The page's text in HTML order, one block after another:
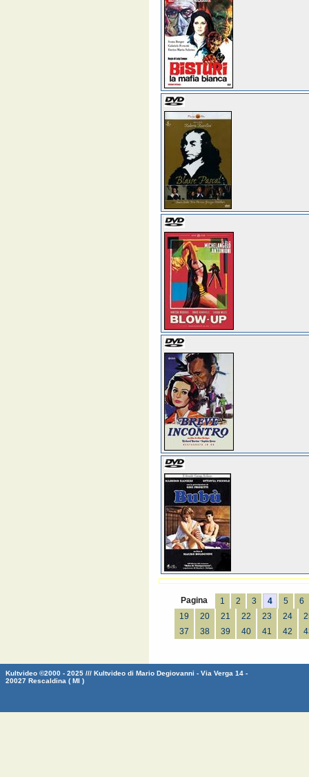
Pagina 1 2 3 4 5
6
19
20 21 22 23 24
37
38 39 40 41 42
Kultvideo ©2000 - 2025 /// Kultvideo di Mario Degiovanni - Via Verga 14 -
20027 Rescaldina ( MI )